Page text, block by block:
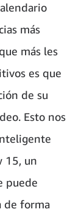
más
más les
es que
de su
Esto nos
15, un
puede
de forma